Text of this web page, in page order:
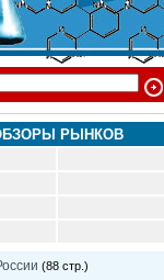
РЫНКОВ
(88 стр.)